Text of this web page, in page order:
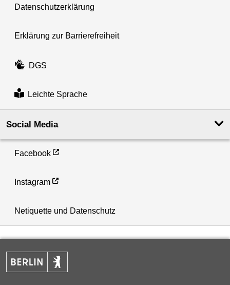
Datenschutzerklärung
Erklärung zur Barrierefreiheit
DGS
Leichte Sprache
Social Media
Facebook
Instagram
Netiquette und Datenschutz